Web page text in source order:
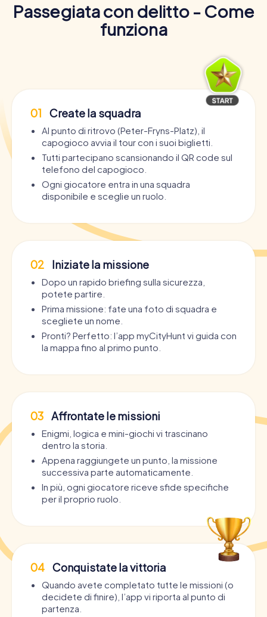
Passegiata con delitto - Come
funziona
01 Create la squadra
Al punto di ritrovo (Peter-Fryns-Platz), il
capogioco avvia il tour con i suoi biglietti.
Tutti partecipano scansionando il QR code sul
telefono del capogioco.
Ogni giocatore entra in una squadra
disponibile e sceglie un ruolo.
02 Iniziate la missione
Dopo un rapido briefing sulla sicurezza,
potete partire.
Prima missione: fate una foto di squadra e
scegliete un nome.
Pronti? Perfetto: l’app myCityHunt vi guida con
la mappa fino al primo punto.
03 Affrontate le missioni
Enigmi, logica e mini-giochi vi trascinano
dentro la storia.
Appena raggiungete un punto, la missione
successiva parte automaticamente.
In più, ogni giocatore riceve sfide specifiche
per il proprio ruolo.
04 Conquistate la vittoria
Quando avete completato tutte le missioni (o
decidete di finire), l’app vi riporta al punto di
partenza.